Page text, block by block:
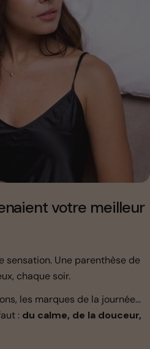
votre meilleur
sensation. Une parenthèse de
chaque soir.
les marques de la journée…
: du calme, de la douceur,